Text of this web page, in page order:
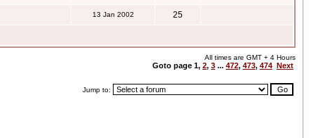
13 Jan 2002 25
All times are GMT + 4 Hours
Goto page 1, 2, 3 ... 472, 473, 474 Next
Jump to: